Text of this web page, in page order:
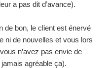
a pas dit d’avance).
de bon, le client est énervé
ni de nouvelles et vous lors
n’avez pas envie de
agréable ça).